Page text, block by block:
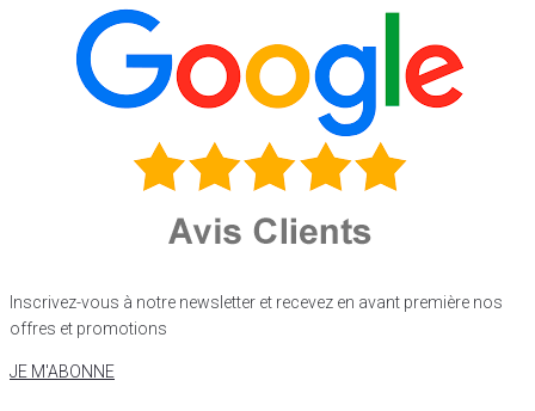
Inscrivez-vous à notre newsletter et recevez en avant première nos
offres et promotions
JE M'ABONNE